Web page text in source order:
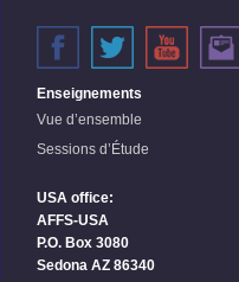
Enseignements
Vue d’ensemble
Sessions d’Étude
USA office:
AFFS-USA
P.O. Box 3080
Sedona AZ 86340